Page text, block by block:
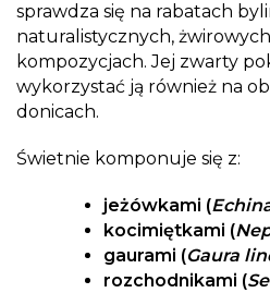
sprawdza się na rabatach
naturalistycznych,
kompozycjach. Jej zwarty
wykorzystać ją również na
donicach.
Świetnie komponuje się z:
jeżówkami (
kocimiętkami (
gaurami (Gaura
rozchodnikami (